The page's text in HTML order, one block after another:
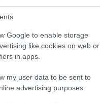
Google to enable storage
like cookies on web or
in apps.
my user data to be sent to
advertising purposes.